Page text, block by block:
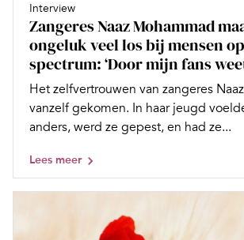
Interview
Zangeres Naaz Mohammad
ongeluk veel los bij mensen
spectrum: ‘Door mijn fans
Het zelfvertrouwen van zangeres
vanzelf gekomen. In haar jeugd
anders, werd ze gepest, en had ze...
Lees meer